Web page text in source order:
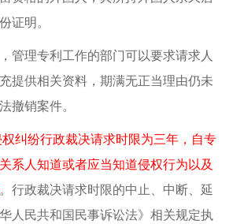
证明。
管理专利工作的部门可以要求请求人
提供相关资料，期满无正当理由仍未
撤销案件。
纠纷行政裁决请求时限为三年，自专
系人知道或者应当知道侵权行为以及
。行政裁决请求时限的中止、中断、延
人民共和国民事诉讼法》相关规定执